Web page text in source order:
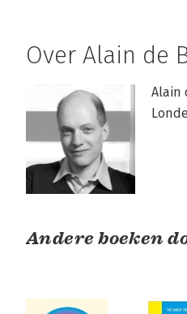
Over Alain de
Alain
Andere boeken